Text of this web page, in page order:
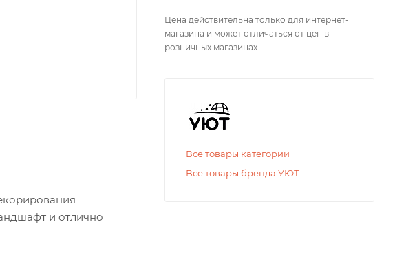
и отлично
Цена действительна только для интернет-
магазина и может отличаться от цен в
розничных магазинах
Все товары категории
Все товары бренда УЮТ